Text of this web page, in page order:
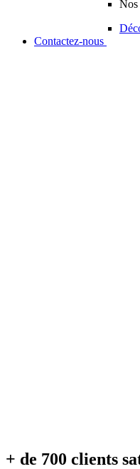
Nos
Contactez-nous
+ de 700 clients